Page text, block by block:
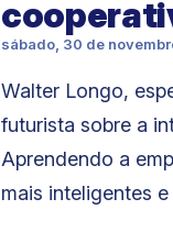
sábado, 30 de
Walter Longo,
futurista sobre a
Aprendendo a
mais inteligentes